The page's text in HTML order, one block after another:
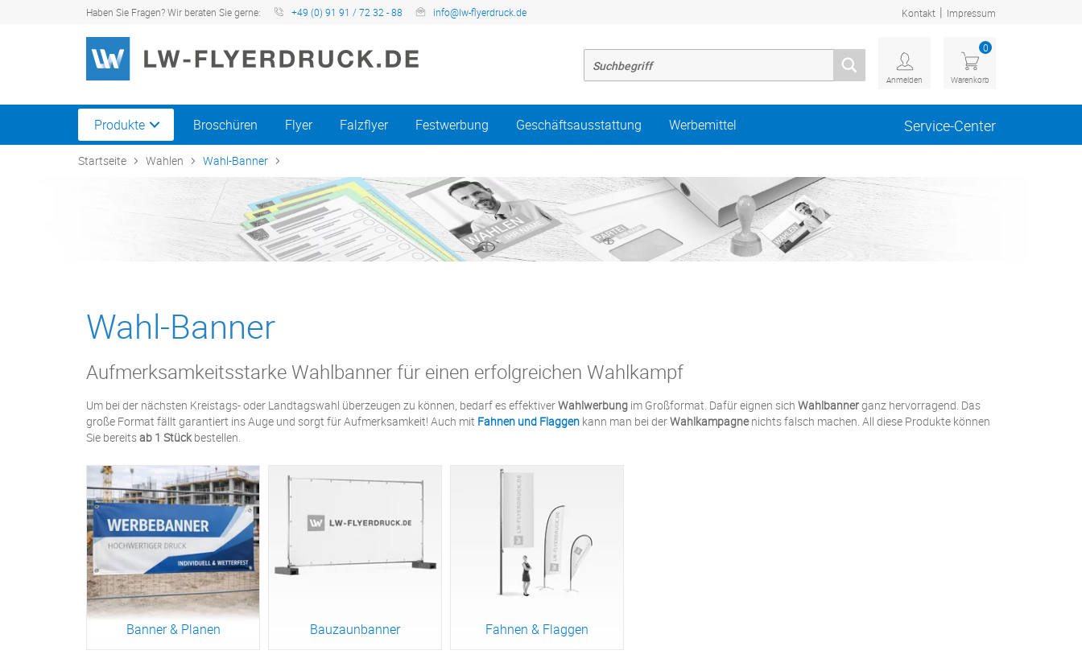
Haben Sie Fragen? Wir beraten Sie gerne: +49 (0) 91 91 / 72 32 - 88 info@lw-flyerdruck.de Kontakt | Impressum
Anmelden
0
Warenkorb
Produkte Broschüren Flyer Falzflyer Festwerbung Geschäftsausstattung Werbemittel Service-Center
Startseite Wahlen Wahl-Banner
Wahl-Banner
Aufmerksamkeitsstarke Wahlbanner für einen erfolgreichen Wahlkampf
Um bei der nächsten Kreistags- oder Landtagswahl überzeugen zu können, bedarf es effektiverWahlwerbung im Großformat. Dafür eignen sich Wahlbannerganz hervorragend. Das
große Format fällt garantiert ins Auge und sorgt für Aufmerksamkeit! Auch mit Fahnen und Flaggen kann man bei derWahlkampagnenichts falsch machen. All diese Produkte können
Sie bereitsab 1 Stückbestellen.
Banner & Planen Bauzaunbanner Fahnen & Flaggen